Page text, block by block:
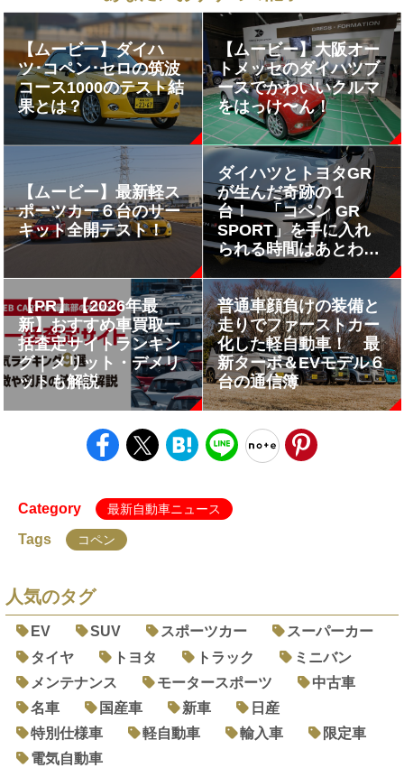
【ムービー】ダイハ
ツ･コペン･セロの筑波
コース1000のテスト結
果とは？
【ムービー】大阪オー
トメッセのダイハツブ
ースでかわいいクルマ
をはっけ〜ん！
【ムービー】最新軽ス
ポーツカー６台のサー
キット全開テスト！
ダイハツとトヨタGR
が生んだ奇跡の１
台！ 「コペン GR
SPORT」を手に入れ
られる時間はあとわず
か!!
【PR】【2026年最
新】おすすめ車買取一
括査定サイトランキン
グ｜メリット・デメリ
ットも解説
普通車顔負けの装備と
走りでファーストカー
化した軽自動車！ 最
新ターボ＆EVモデル６
台の通信簿
Category 最新自動車ニュース
Tags コペン
人気のタグ
EV SUV スポーツカー
スーパーカー
タイヤ
トヨタ トラック
ミニバン
メンテナンス
モータースポーツ
中古車
名車
国産車 新車
日産
特別仕様車
軽自動車 輸入車
限定車
電気自動車